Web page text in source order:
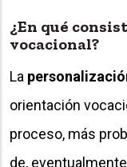
¿En qué
vocacional?
La
orientación
proceso, más
de,